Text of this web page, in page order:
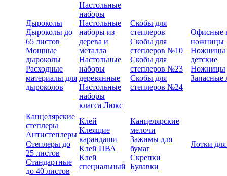
Дыроколы
Дыроколы до
65 листов
Мощные
дыроколы
Расходные
материалы для
дыроколов
Настольные
наборы
Настольные
наборы из
дерева и
металла
Настольные
наборы
деревянные
Настольные
наборы
класса Люкс
Скобы для
степлеров
Скобы для
степлеров №10
Скобы для
степлеров №23
Скобы для
степлеров №24
Офисные
ножницы
Ножницы
детские
Ножницы
Запасные
Канцелярские
степлеры
Антистеплеры
Степлеры до
25 листов
Стандартные
до 40 листов
Клей
Клеящие
карандаши
Клей ПВА
Клей
специальный
Канцелярские
мелочи
Зажимы для
бумаг
Скрепки
Булавки
Лотки